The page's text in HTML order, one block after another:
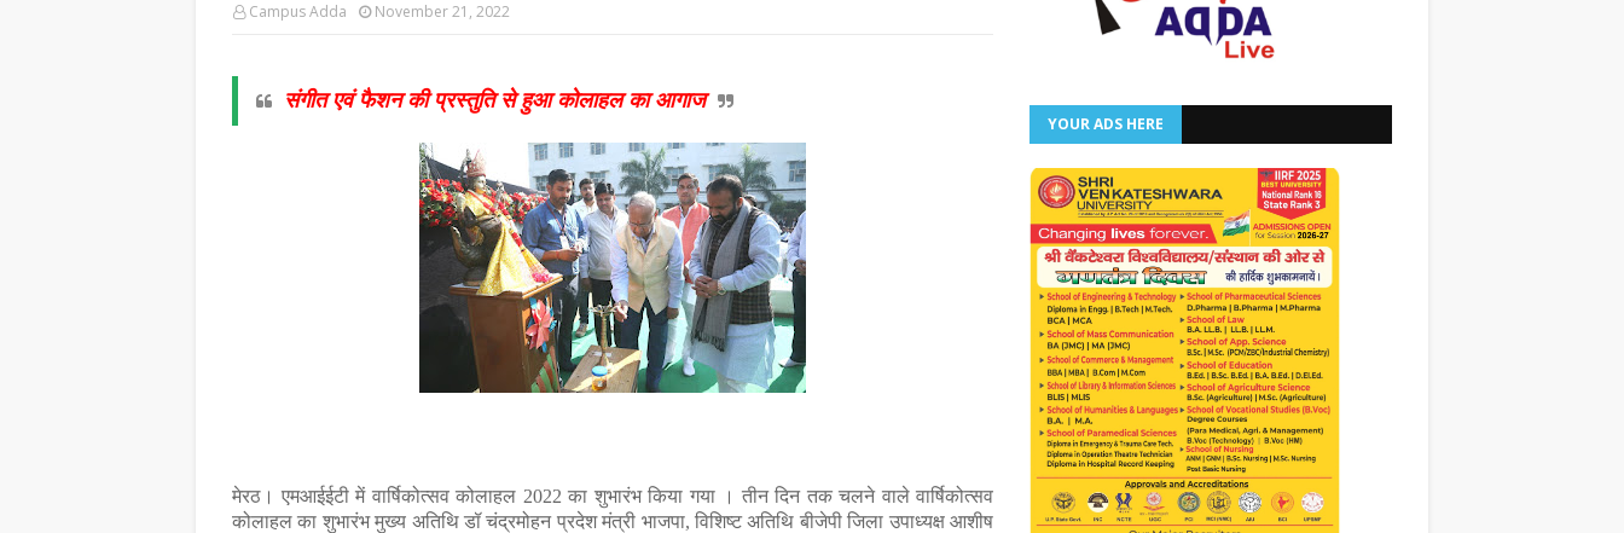
Campus Adda November 21, 2022
संगीत एवं फैशन की प्रस्तुति से हुआ कोलाहल का आगाज
मेरठ। एमआईईटी में वार्षिकोत्सव कोलाहल 2022 का शुभारंभ किया गया । तीन दिन तक चलने वाले वार्षिकोत्सव
कोलाहल का शुभारंभ मुख्य अतिथि डॉ चंद्रमोहन प्रदेश मंत्री भाजपा, विशिष्ट अतिथि बीजेपी जिला उपाध्यक्ष आशीष
YOUR ADS HERE